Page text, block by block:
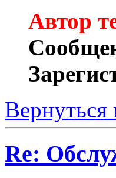
Автор
Вернуться
Re: